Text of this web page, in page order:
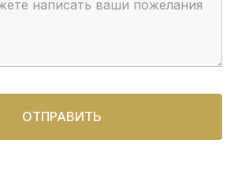
ОТПРАВИТЬ